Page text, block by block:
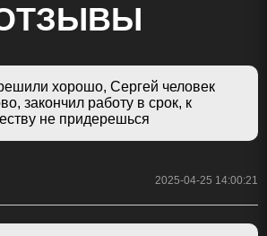
хорошо, Сергей человек
закончил работу в срок, к
не придерешься
2025-04-25 14:00:21